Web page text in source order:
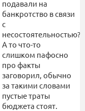
подавали на
банкротство в связи
с
несостоятельностью?
А то что-то
слишком пафосно
про факты
заговорил, обычно
за такими словами
пустые траты
бюджета стоят.